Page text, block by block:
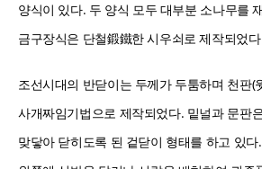
양식이 있다. 두 양식 모두 대부분 소나무를
금구장식은 단철鍛鐵한 시우쇠로 제작되었
조선시대의 반닫이는 두께가 두툼하며 천판(
사개짜임기법으로 제작되었다. 밑널과 문판
맞닿아 닫히도록 된 겉닫이 형태를 하고 있